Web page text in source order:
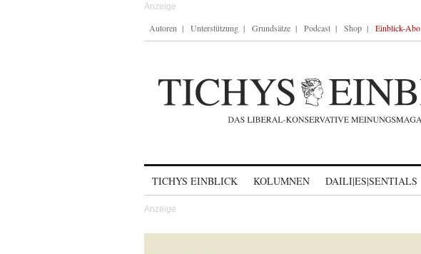
Autoren Unterstützung Grundsätze Podcast Shop Einblick-Abo
TICHYS EINBLICK KOLUMNEN DAILI|ES|SENTIALS